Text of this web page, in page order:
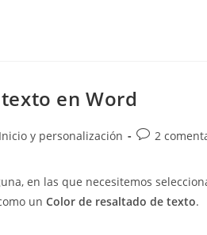
en Word
Inicio y personalización
Comentarios
entrada:
2
en las que necesitemos
un Color de resaltado de texto.